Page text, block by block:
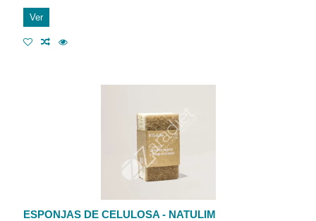
Ver
ESPONJAS DE CELULOSA - NATULIM